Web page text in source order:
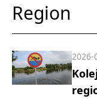
Region
2026-